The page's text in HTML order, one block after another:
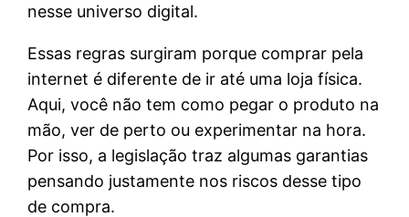
nesse universo digital.
Essas regras surgiram porque comprar pela
internet é diferente de ir até uma loja física.
Aqui, você não tem como pegar o produto na
mão, ver de perto ou experimentar na hora.
Por isso, a legislação traz algumas garantias
pensando justamente nos riscos desse tipo
de compra.